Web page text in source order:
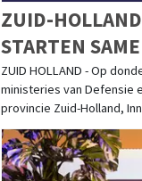
ZUID-
STARTEN
ZUID HOLLAND - Op
ministeries van Defensie
provincie Zuid-Holland,